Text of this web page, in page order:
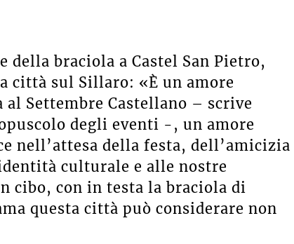
della braciola a Castel San Pietro,
città sul Sillaro: «È un amore
Settembre Castellano – scrive
degli eventi -, un amore
nell’attesa della festa, dell’amicizia
culturale e alle nostre
cibo, con in testa la braciola di
questa città può considerare non